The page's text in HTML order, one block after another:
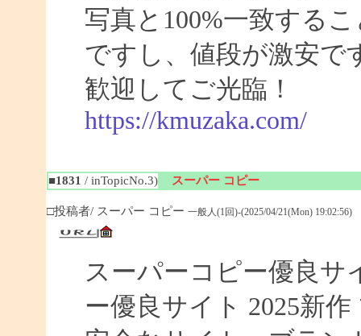
写真と100%一致する
ですし、値段が激安で
歓迎してご光臨！
https://kmuzaka.com/
■1831 / inTopicNo.3) スーパー コピー
□投稿者/ スーパー コピー 一般人(1回)-(2025/04/21(Mon) 19:02:56)
スーパーコピー優良サ
ー優良サイト 2025新